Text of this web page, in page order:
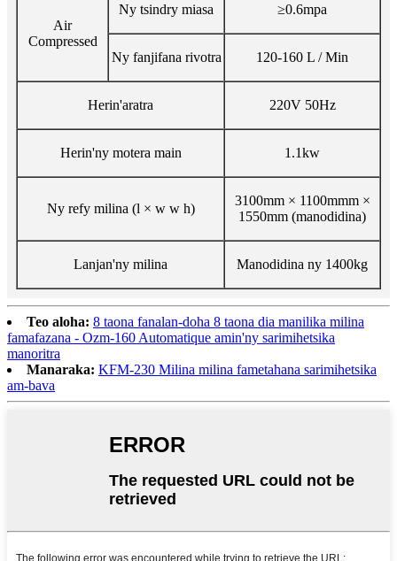
Air
Compressed
Ny tsindry miasa ≥0.6mpa
Ny fanjifana rivotra 120-160 L / Min
Herin'aratra 220V 50Hz
Herin'ny motera main 1.1kw
Ny refy milina (l × w w h)
3100mm × 1100mmm ×
1550mm (manodidina)
Lanjan'ny milina Manodidina ny 1400kg
Teo aloha: 8 taona fanalan-doha 8 taona dia manilika milina
famafazana - Ozm-160 Automatique amin'ny sarimihetsika
manoritra
Manaraka: KFM-230 Milina milina fametahana sarimihetsika
am-bava